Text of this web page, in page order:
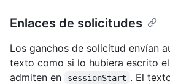
Enlaces de solicitudes
Los ganchos de solicitud envían
texto como si lo hubiera escrito
admiten en
sessionStart . El